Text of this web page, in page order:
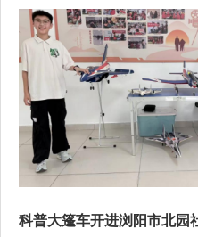
科普大篷车开进浏阳市北